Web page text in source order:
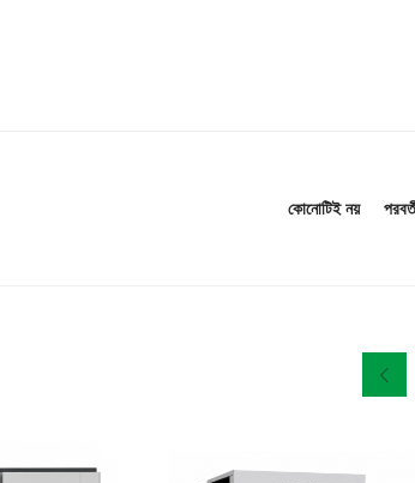
কোনোটিই নয়